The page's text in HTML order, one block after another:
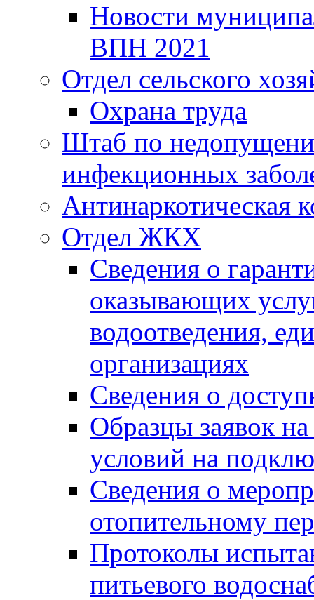
Новости
ВПН 2021
Отдел сельского
Охрана труда
Штаб по
инфекционных
Антинаркотическая
Отдел ЖКХ
Сведения о
оказывающих
водоотведения,
организациях
Сведения о
Образцы заявок
условий на
Сведения о
отопительному
Протоколы
питьевого